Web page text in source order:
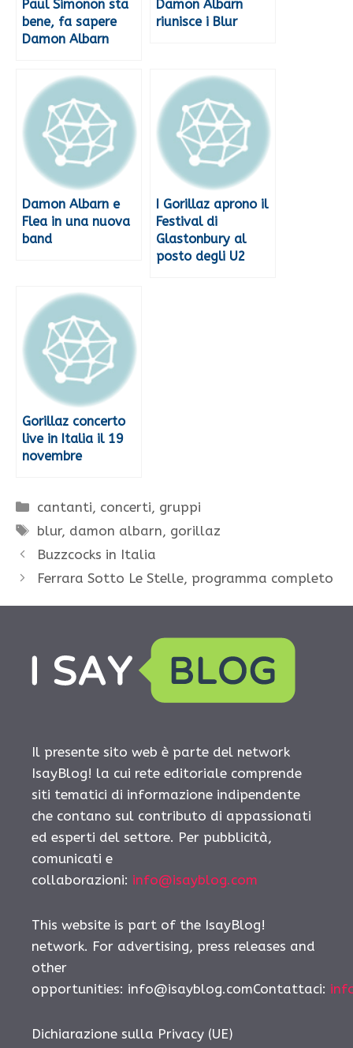
Paul Simonon sta
bene, fa sapere
Damon Albarn
Damon Albarn
riunisce i Blur
Damon Albarn e
Flea in una nuova
band
I Gorillaz aprono il
Festival di
Glastonbury al
posto degli U2
Gorillaz concerto
live in Italia il 19
novembre
Categorie
cantanti, concerti, gruppi
Tag
blur, damon albarn, gorillaz
Buzzcocks in Italia
Ferrara Sotto Le Stelle, programma completo
Il presente sito web è parte del network
IsayBlog! la cui rete editoriale comprende
siti tematici di informazione indipendente
che contano sul contributo di appassionati
ed esperti del settore. Per pubblicità,
comunicati e
collaborazioni: info@isayblog.com
This website is part of the IsayBlog!
network. For advertising, press releases and
other
opportunities: info@isayblog.comContattaci:
Dichiarazione sulla Privacy (UE)